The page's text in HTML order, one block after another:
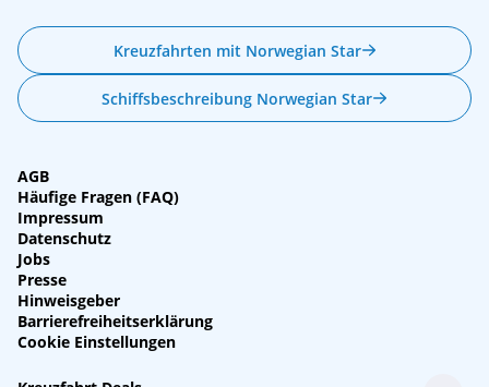
Kreuzfahrten mit Norwegian Star
Schiffsbeschreibung Norwegian Star
AGB
Häufige Fragen (FAQ)
Impressum
Datenschutz
Jobs
Presse
Hinweisgeber
Barrierefreiheitserklärung
Cookie Einstellungen